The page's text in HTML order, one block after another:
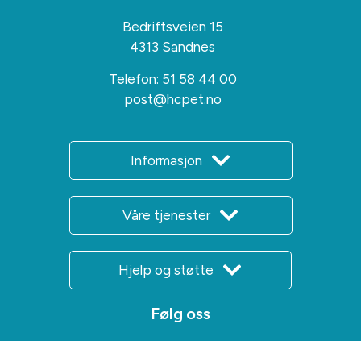
Bedriftsveien 15
4313 Sandnes
Telefon: 51 58 44 00
post@hcpet.no
Informasjon
Våre tjenester
Hjelp og støtte
Følg oss